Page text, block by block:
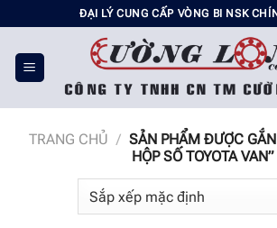
đến
nội
dung
ĐẠI LÝ CUNG CẤP VÒNG BI NSK
TRANG CHỦ / SẢN PHẨM ĐƯỢC
HỘP SỐ TOYOTA VAN”